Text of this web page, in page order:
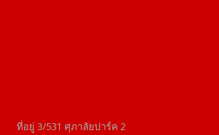
ที่อยู่​ 3/531​ ศุภาลัยปาร์ค​ 2